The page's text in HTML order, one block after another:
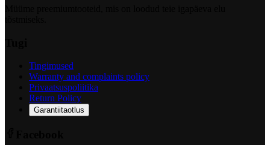
Tingimused
Warranty and complaints policy
Privaatsuspoliitika
Return Policy
Garantiitaotlus